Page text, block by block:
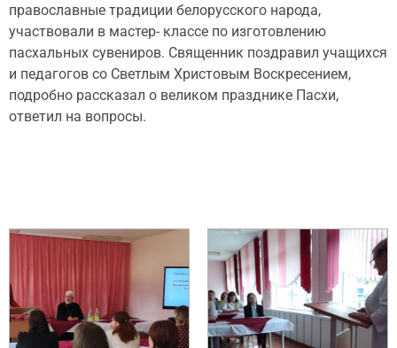
православные традиции белорусского народа,
участвовали в мастер- классе по изготовлению
пасхальных сувениров. Священник поздравил учащихся
и педагогов со Светлым Христовым Воскресением,
подробно рассказал о великом празднике Пасхи,
ответил на вопросы.